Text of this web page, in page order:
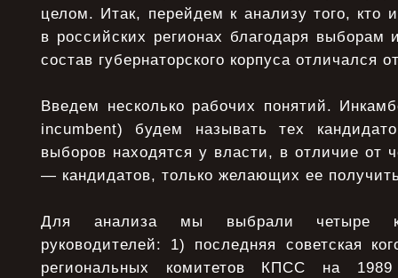
целом. Итак, перейдем к анализу того, кто
в российских регионах благодаря выборам
состав губернаторского корпуса отличался
Введем несколько рабочих понятий.
incumbent) будем называть тех
выборов находятся у власти, в отличие от
— кандидатов, только желающих ее
Для анализа мы выбрали четыре
руководителей: 1) последняя советская
региональных комитетов КПСС на